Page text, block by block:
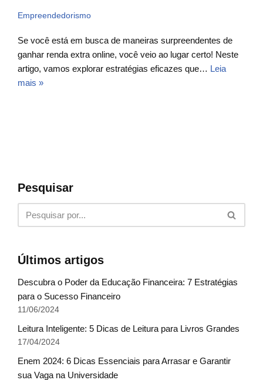
Empreendedorismo
Se você está em busca de maneiras surpreendentes de
ganhar renda extra online, você veio ao lugar certo! Neste
artigo, vamos explorar estratégias eficazes que… Leia
mais »
Pesquisar
Últimos artigos
Descubra o Poder da Educação Financeira: 7 Estratégias
para o Sucesso Financeiro
11/06/2024
Leitura Inteligente: 5 Dicas de Leitura para Livros Grandes
17/04/2024
Enem 2024: 6 Dicas Essenciais para Arrasar e Garantir
sua Vaga na Universidade